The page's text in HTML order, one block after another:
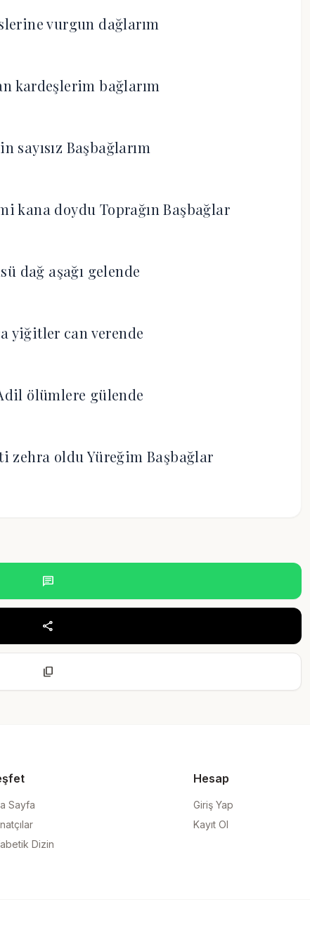
vurgun dağlarım
kardeşlerim bağlarım
sayısız Başbağlarım
kana doydu Toprağın Başbağlar
dağ aşağı gelende
yiğitler can verende
ölümlere gülende
zehra oldu Yüreğim Başbağlar
chat
share
content_copy
Sayfa
Dizin
Hesap
Giriş Yap
Kayıt Ol